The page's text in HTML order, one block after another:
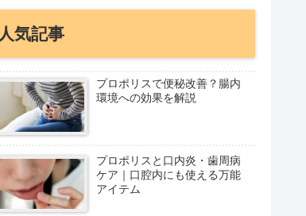
人気記事
プロポリスで便秘改善？腸内
環境への効果を解説
プロポリスと口内炎・歯周病
ケア｜口腔内にも使える万能
アイテム